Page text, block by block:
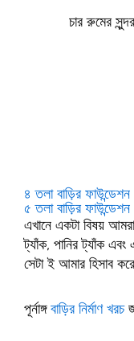
চার রুমের
৪ তলা বাড়ির
৫ তলা বাড়ির
এখানে একটা বিষয়
ট্যাঁক, পানির ট্যাঁক
সেটা ই আমার হিসাব
পূর্নাঙ্গবাড়ির নির্মাণ খরচ